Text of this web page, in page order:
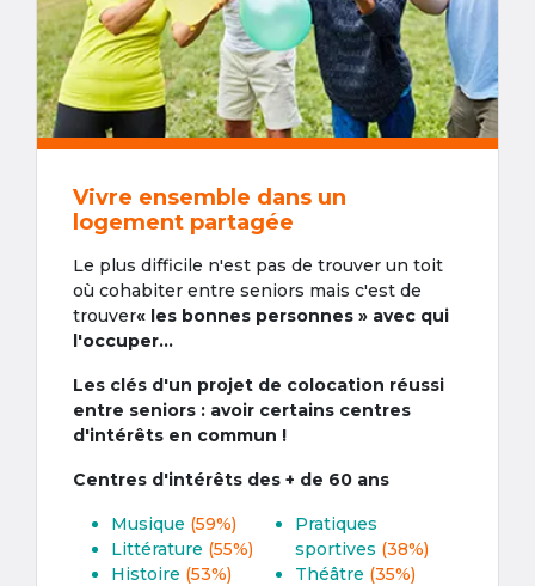
Vivre ensemble dans un
logement partagée
Le plus difficile n'est pas de trouver un toit
où cohabiter entre seniors mais c'est de
trouver« les bonnes personnes » avec qui
l'occuper...
Les clés d'un projet de colocation réussi
entre seniors : avoir certains centres
d'intérêts en commun !
Centres d'intérêts des + de 60 ans
Musique (59%)
Littérature (55%)
Histoire (53%)
Pratiques
sportives (38%)
Théâtre (35%)